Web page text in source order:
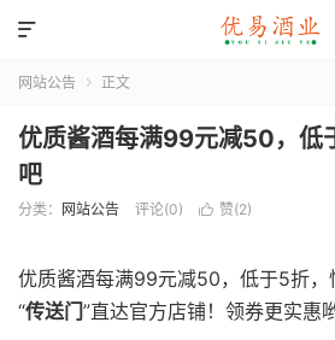

网站公告  正文
优质酱酒每满99元减50，低
吧
分类： 网站公告 评论(0)  赞(2)
优质酱酒每满99元减50，低于5折，
“传送门”直达官方店铺！领券更实惠哟